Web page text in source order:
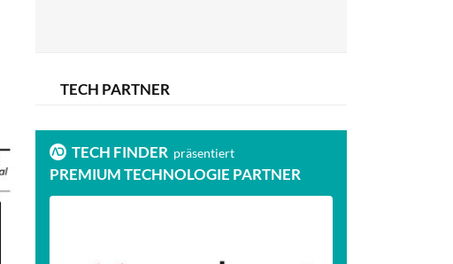
TECH PARTNER
TECH FINDER präsentiert
PREMIUM TECHNOLOGIE PARTNER